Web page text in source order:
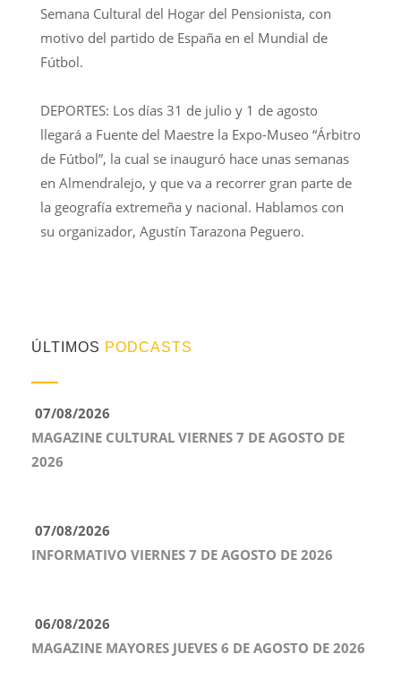
Semana Cultural del Hogar del Pensionista, con
motivo del partido de España en el Mundial de
Fútbol.
DEPORTES: Los días 31 de julio y 1 de agosto
llegará a Fuente del Maestre la Expo-Museo “Árbitro
de Fútbol”, la cual se inauguró hace unas semanas
en Almendralejo, y que va a recorrer gran parte de
la geografía extremeña y nacional. Hablamos con
su organizador, Agustín Tarazona Peguero.
ÚLTIMOS PODCASTS
07/08/2026
MAGAZINE CULTURAL VIERNES 7 DE AGOSTO DE
2026
07/08/2026
INFORMATIVO VIERNES 7 DE AGOSTO DE 2026
06/08/2026
MAGAZINE MAYORES JUEVES 6 DE AGOSTO DE 2026